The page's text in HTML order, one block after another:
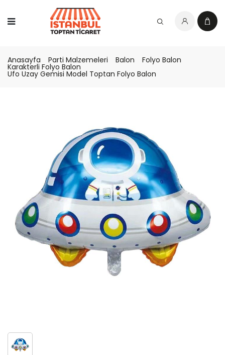
Anasayfa Parti Malzemeleri Balon Folyo Balon
Karakterli Folyo Balon
Ufo Uzay Gemisi Model Toptan Folyo Balon